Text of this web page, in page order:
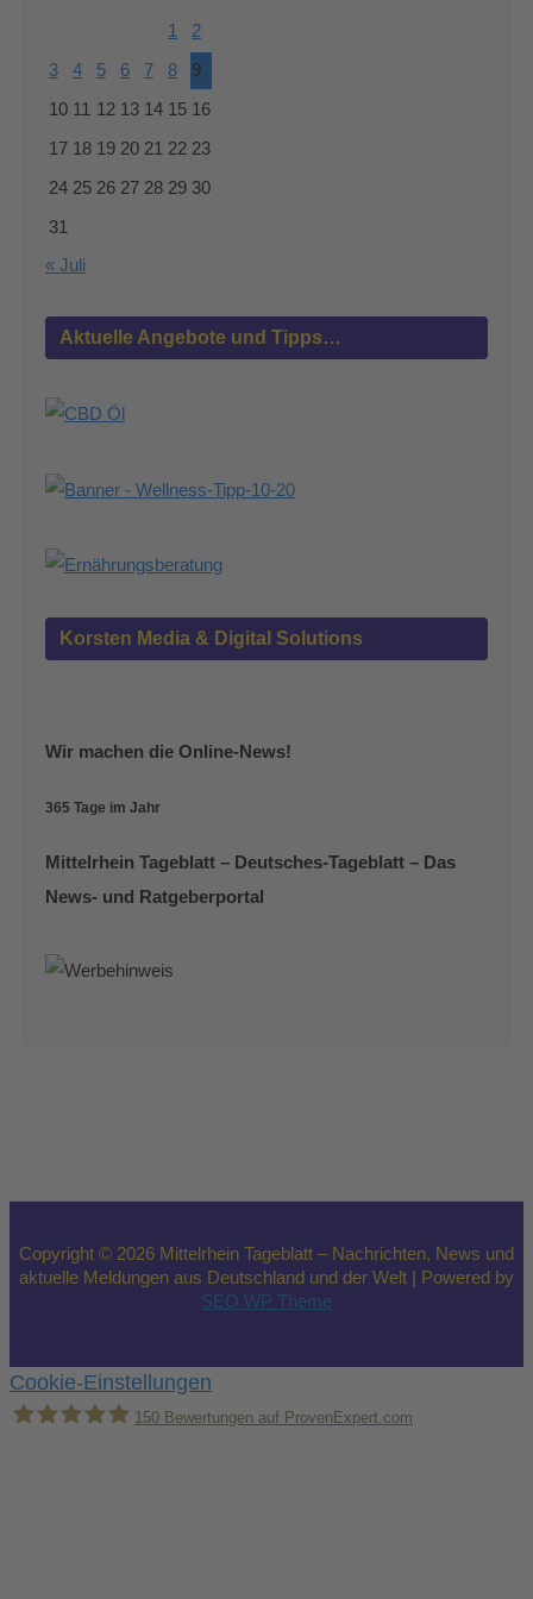
1 2
3 4 5 6 7 8 9
10 11 12 13 14 15 16
17 18 19 20 21 22 23
24 25 26 27 28 29 30
31
« Juli
Aktuelle Angebote und Tipps…
Korsten Media & Digital Solutions
Wir machen die Online-News!
365 Tage im Jahr
Mittelrhein Tageblatt – Deutsches-Tageblatt – Das
News- und Ratgeberportal
Copyright © 2026 Mittelrhein Tageblatt – Nachrichten, News und
aktuelle Meldungen aus Deutschland und der Welt | Powered by
SEO WP Theme
Cookie-Einstellungen
150 Bewertungen auf ProvenExpert.com